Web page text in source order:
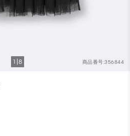
商品番号:356844
1 8